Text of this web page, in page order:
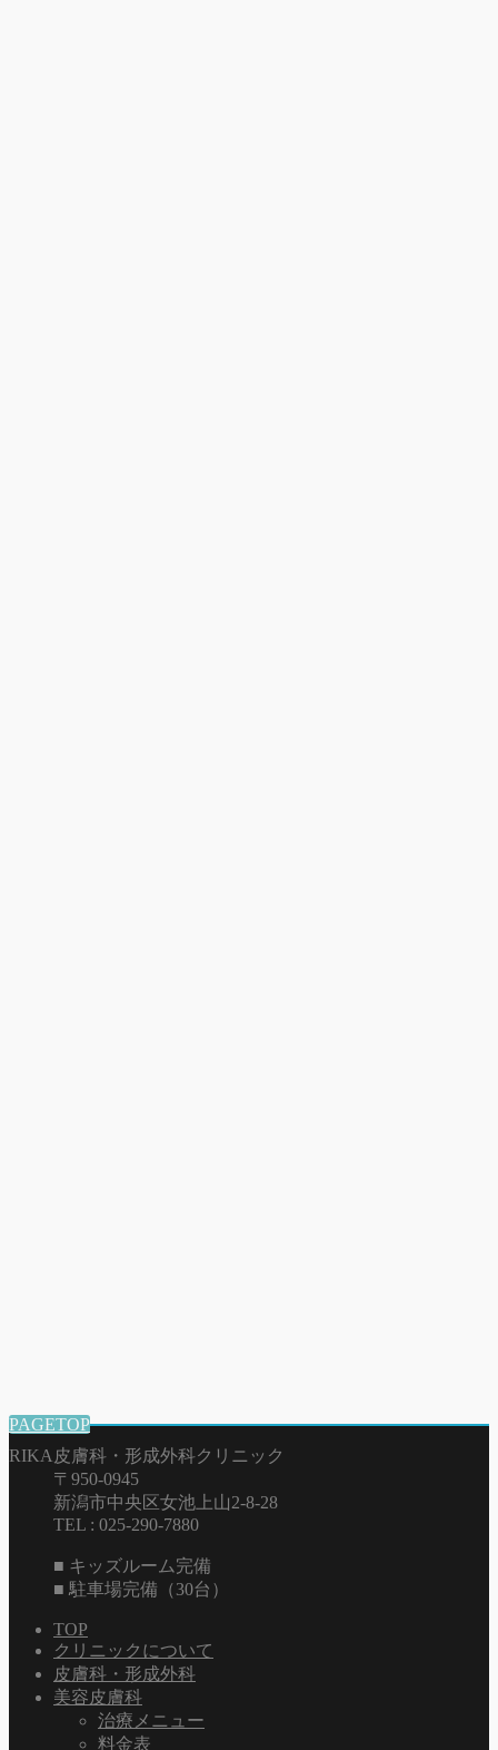
PAGETOP
RIKA皮膚科・形成外科クリニック
〒950-0945
新潟市中央区女池上山2-8-28
TEL : 025-290-7880
■ キッズルーム完備
■ 駐車場完備（30台）
TOP
クリニックについて
皮膚科・形成外科
美容皮膚科
治療メニュー
料金表